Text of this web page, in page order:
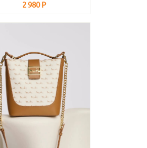
2 980 Р